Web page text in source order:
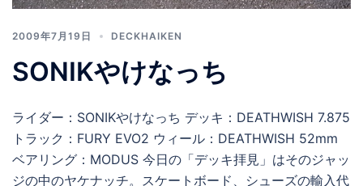
2009年7月19日 DECKHAIKEN
SONIKやけなっち
ライダー：SONIKやけなっち デッキ：DEATHWISH 7.875
トラック：FURY EVO2 ウィール：DEATHWISH 52mm
ベアリング：MODUS 今日の「デッキ拝見」はそのジャッ
ジの中のヤケナッチ。スケートボード、シューズの輸入代